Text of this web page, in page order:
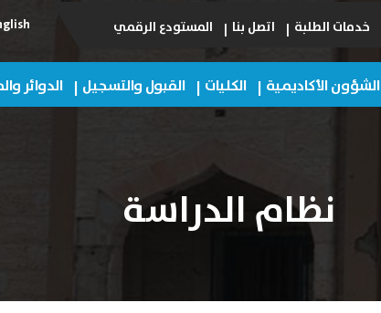
خدمات الطلبة اتصل بنا المستودع الرقمي
الشؤون الأكاديمية الكليات القبول والتسجيل الدوائر
نظام الدراسة